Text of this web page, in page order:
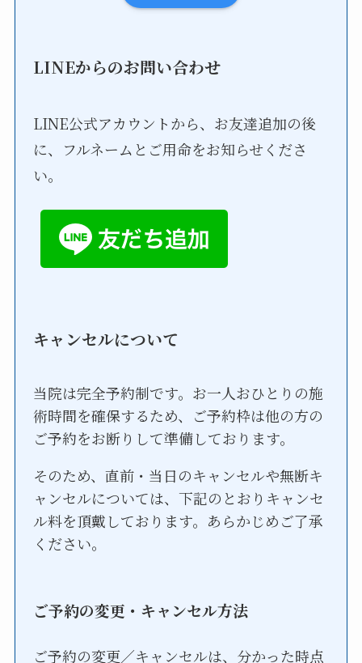
LINEからのお問い合わせ
LINE公式アカウントから、お友達追加の後
に、フルネームとご用命をお知らせくださ
い。
キャンセルについて
当院は完全予約制です。お一人おひとりの施
術時間を確保するため、ご予約枠は他の方の
ご予約をお断りして準備しております。
そのため、直前・当日のキャンセルや無断キ
ャンセルについては、下記のとおりキャンセ
ル料を頂戴しております。あらかじめご了承
ください。
ご予約の変更・キャンセル方法
ご予約の変更／キャンセルは、分かった時点